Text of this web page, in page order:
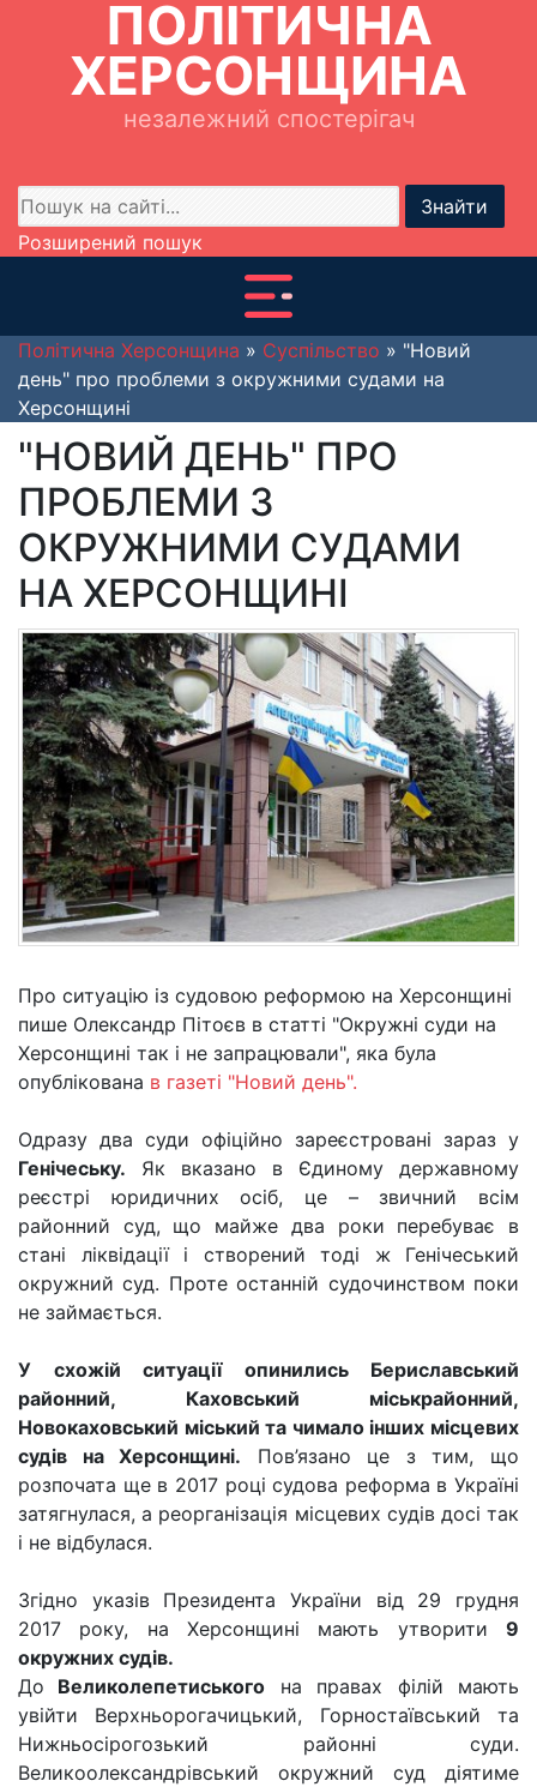
ПОЛІТИЧНА
ХЕРСОНЩИНА
незалежний спостерігач
Знайти
Розширений пошук
Політична Херсонщина » Суспільство » "Новий
день" про проблеми з окружними судами на
Херсонщині
"НОВИЙ ДЕНЬ" ПРО
ПРОБЛЕМИ З
ОКРУЖНИМИ СУДАМИ
НА ХЕРСОНЩИНІ
Про ситуацію із судовою реформою на Херсонщині
пише Олександр Пітоєв в статті "Окружні суди на
Херсонщині так і не запрацювали", яка була
опублікована в газеті "Новий день".
Одразу два суди офіційно зареєстровані зараз у
Генічеську. Як вказано в Єдиному державному
реєстрі юридичних осіб, це – звичний всім
районний суд, що майже два роки перебуває в
стані ліквідації і створений тоді ж Генічеський
окружний суд. Проте останній судочинством поки
не займається.
У схожій ситуації опинились Бериславський
районний, Каховський міськрайонний,
Новокаховський міський та чимало інших місцевих
судів на Херсонщині. Пов’язано це з тим, що
розпочата ще в 2017 році судова реформа в Україні
затягнулася, а реорганізація місцевих судів досі так
і не відбулася.
Згідно указів Президента України від 29 грудня
2017 року, на Херсонщині мають утворити 9
окружних судів.
До Великолепетиського на правах філій мають
увійти Верхньорогачицький, Горностаївський та
Нижньосірогозький районні суди.
Великоолександрівський окружний суд діятиме